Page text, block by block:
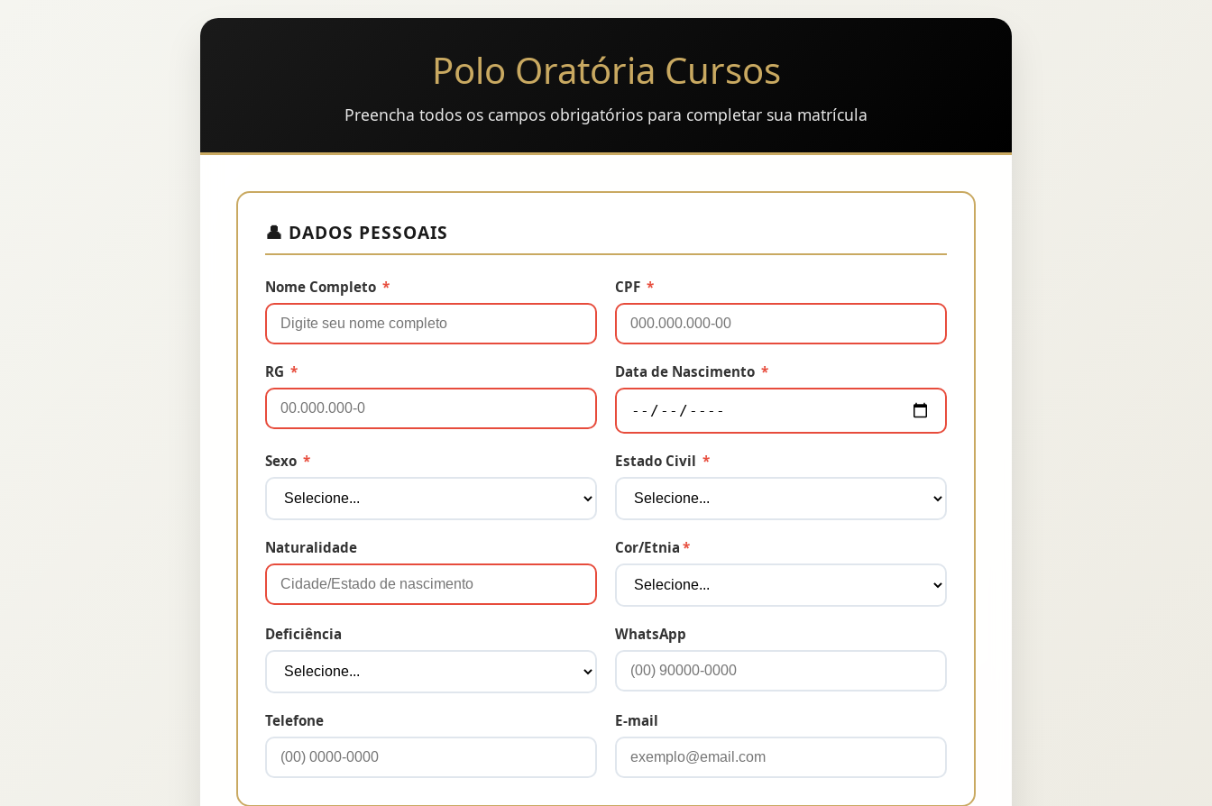
Polo Oratória Cursos
Preencha todos os campos obrigatórios para completar sua matrícula
👤 DADOS PESSOAIS
Nome Completo * CPF *
RG * Data de Nascimento *
Sexo * Estado Civil *
Naturalidade Cor/Etnia *
Deficiência WhatsApp
Telefone E-mail